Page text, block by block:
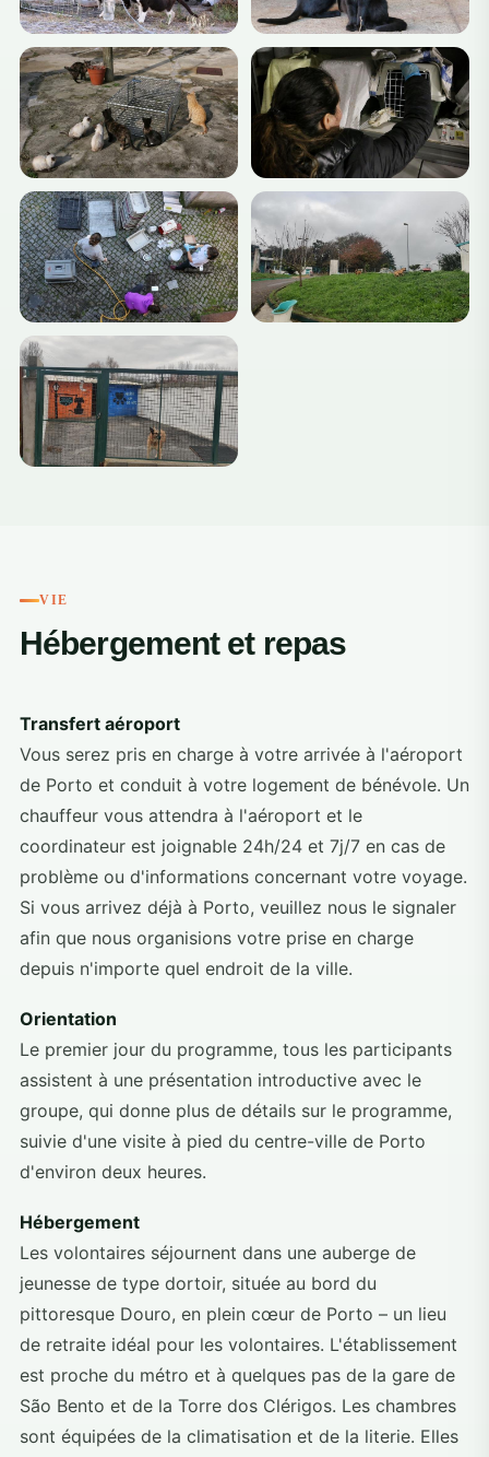
VIE
Hébergement et repas
Transfert aéroport
Vous serez pris en charge à votre arrivée à l'aéroport
de Porto et conduit à votre logement de bénévole. Un
chauffeur vous attendra à l'aéroport et le
coordinateur est joignable 24h/24 et 7j/7 en cas de
problème ou d'informations concernant votre voyage.
Si vous arrivez déjà à Porto, veuillez nous le signaler
afin que nous organisions votre prise en charge
depuis n'importe quel endroit de la ville.
Orientation
Le premier jour du programme, tous les participants
assistent à une présentation introductive avec le
groupe, qui donne plus de détails sur le programme,
suivie d'une visite à pied du centre-ville de Porto
d'environ deux heures.
Hébergement
Les volontaires séjournent dans une auberge de
jeunesse de type dortoir, située au bord du
pittoresque Douro, en plein cœur de Porto – un lieu
de retraite idéal pour les volontaires. L'établissement
est proche du métro et à quelques pas de la gare de
São Bento et de la Torre dos Clérigos. Les chambres
sont équipées de la climatisation et de la literie. Elles